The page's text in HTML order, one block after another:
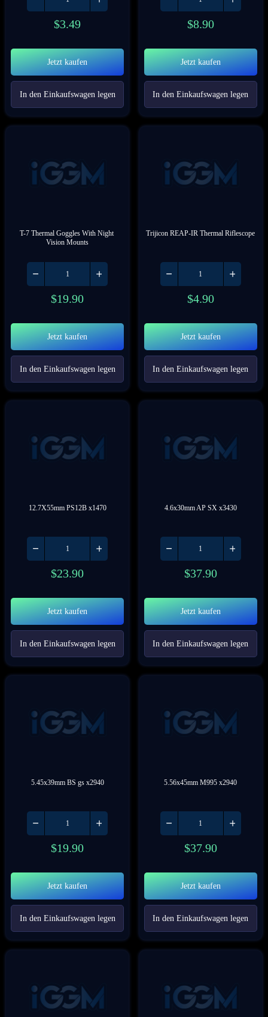
$3.49
Jetzt kaufen
In den Einkaufswagen legen
$8.90
Jetzt kaufen
In den Einkaufswagen legen
T-7 Thermal Goggles With Night
Vision Mounts
$19.90
Jetzt kaufen
In den Einkaufswagen legen
Trijicon REAP-IR Thermal Riflescope
$4.90
Jetzt kaufen
In den Einkaufswagen legen
12.7X55mm PS12B x1470
$23.90
Jetzt kaufen
In den Einkaufswagen legen
4.6x30mm AP SX x3430
$37.90
Jetzt kaufen
In den Einkaufswagen legen
5.45x39mm BS gs x2940
$19.90
Jetzt kaufen
In den Einkaufswagen legen
5.56x45mm M995 x2940
$37.90
Jetzt kaufen
In den Einkaufswagen legen